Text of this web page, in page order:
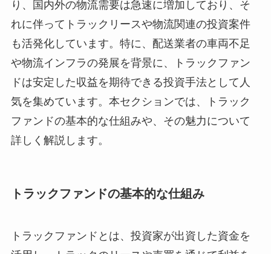
り、国内外の物流需要は急速に増加しており、そ
れに伴ってトラックリースや物流関連の投資案件
も活発化しています。特に、配送業者の車両不足
や物流インフラの発展を背景に、トラックファン
ドは安定した収益を期待できる投資手法として人
気を集めています。本セクションでは、トラック
ファンドの基本的な仕組みや、その魅力について
詳しく解説します。
トラックファンドの基本的な仕組み
トラックファンドとは、投資家が出資した資金を